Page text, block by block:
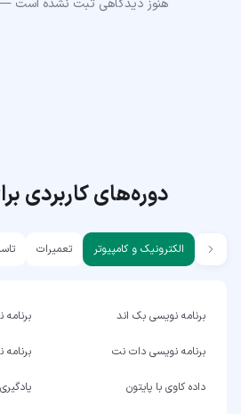
هنوز دیدگاهی ثبت نشده است —
دوره‌های کاربردی
الکترونیک و کامپیوتر تعمیرات
برنامه نویسی بک اند
برنامه نویسی دات نت
داده کاوی با پایتون